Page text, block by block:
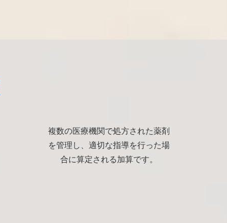
複数の医療機関で処方された薬剤
を管理し、適切な指導を行った場
合に算定される加算です。